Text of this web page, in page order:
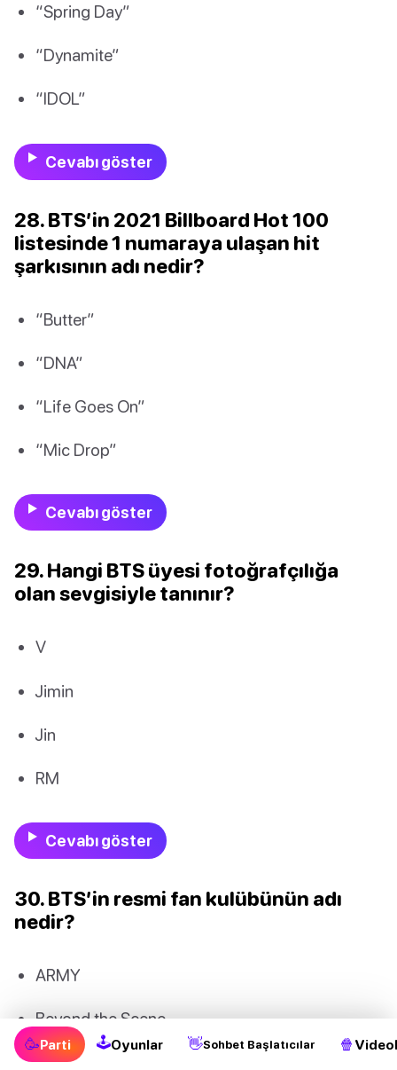
“Spring Day”
“Dynamite”
“IDOL”
Cevabı göster
28. BTS’in 2021 Billboard Hot 100
listesinde 1 numaraya ulaşan hit
şarkısının adı nedir?
“Butter”
“DNA”
“Life Goes On”
“Mic Drop”
Cevabı göster
29. Hangi BTS üyesi fotoğrafçılığa
olan sevgisiyle tanınır?
V
Jimin
Jin
RM
Cevabı göster
30. BTS’in resmi fan kulübünün adı
nedir?
ARMY
Beyond the Scene
I-LOVELIES
🥳Parti 🕹Oyunlar 👋Sohbet Başlatıcılar 🍿